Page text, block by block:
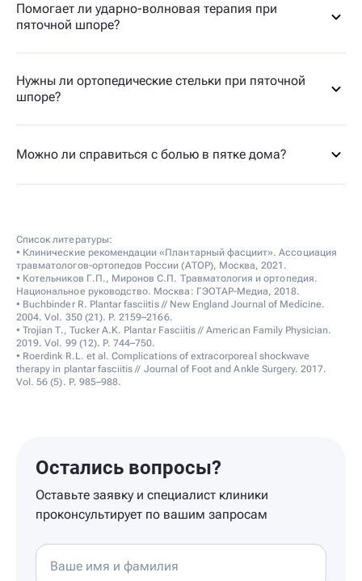
Помогает ли ударно-волновая терапия при
пяточной шпоре?
Нужны ли ортопедические стельки при пяточной
шпоре?
Можно ли справиться с болью в пятке дома?
Список литературы:
• Клинические рекомендации «Плантарный фасциит». Ассоциация
травматологов-ортопедов России (АТОР), Москва, 2021.
• Котельников Г.П., Миронов С.П. Травматология и ортопедия.
Национальное руководство. Москва: ГЭОТАР-Медиа, 2018.
• Buchbinder R. Plantar fasciitis // New England Journal of Medicine.
2004. Vol. 350 (21). P. 2159–2166.
• Trojian T., Tucker A.K. Plantar Fasciitis // American Family Physician.
2019. Vol. 99 (12). P. 744–750.
• Roerdink R.L. et al. Complications of extracorporeal shockwave
therapy in plantar fasciitis // Journal of Foot and Ankle Surgery. 2017.
Vol. 56 (5). P. 985–988.
Остались вопросы?
Оставьте заявку и специалист клиники
проконсультирует по вашим запросам